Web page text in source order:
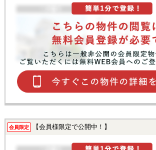
会員限定 【会員様限定で公開中！】